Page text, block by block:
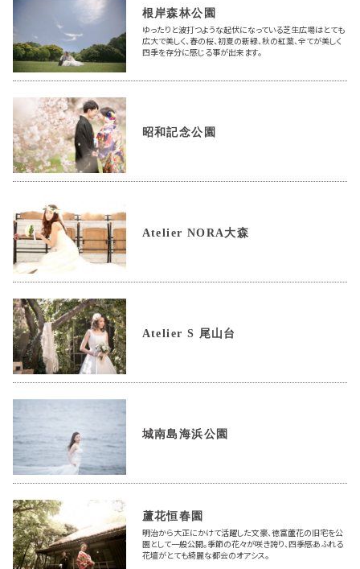
根岸森林公園
ゆったりと波打つような起伏になっている芝生広場はとても
広大で美しく、春の桜、初夏の新緑、秋の紅葉、全てが美しく
四季を存分に感じる事が出来ます。
昭和記念公園
Atelier NORA大森
Atelier S 尾山台
城南島海浜公園
蘆花恒春園
明治から大正にかけて活躍した文豪、徳富蘆花の旧宅を公
園として一般公開。季節の花々が咲き誇り、四季感あふれる
花壇がとても綺麗な都会のオアシス。